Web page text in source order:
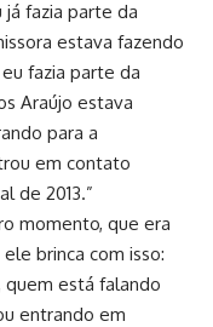
já fazia parte da
estava fazendo
fazia parte da
Araújo estava
para a
em contato
de 2013.”
momento, que era
brinca com isso:
quem está falando
entrando em